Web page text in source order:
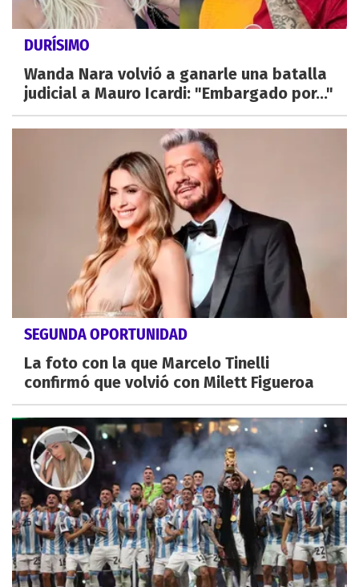
DURÍSIMO
Wanda Nara volvió a ganarle una batalla
judicial a Mauro Icardi: "Embargado por..."
SEGUNDA OPORTUNIDAD
La foto con la que Marcelo Tinelli
confirmó que volvió con Milett Figueroa